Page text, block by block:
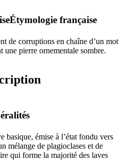
Étymologie française
de corruptions en chaîne d’un mot
une pierre ornementale sombre.
basique, émise à l’état fondu vers
mélange de plagioclases et de
qui forme la majorité des laves